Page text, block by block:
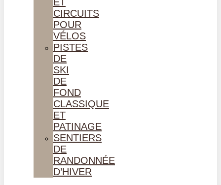
CIRCUITS
POUR
VÉLOS
PISTES
DE
SKI
DE
FOND
CLASSIQUE
ET
PATINAGE
SENTIERS
DE
RANDONNÉE
D’HIVER